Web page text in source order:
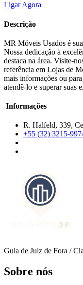
Ligar Agora
Descrição
MR Móveis Usados é
Nossa dedicação à
destaca na área. Visite-
referência em Lojas de
mais informações ou
atendê-lo e superar suas
Informações
R. Halfeld, 339,
+55 (32) 3215-
Guia de Juiz de Fora /
Sobre nós